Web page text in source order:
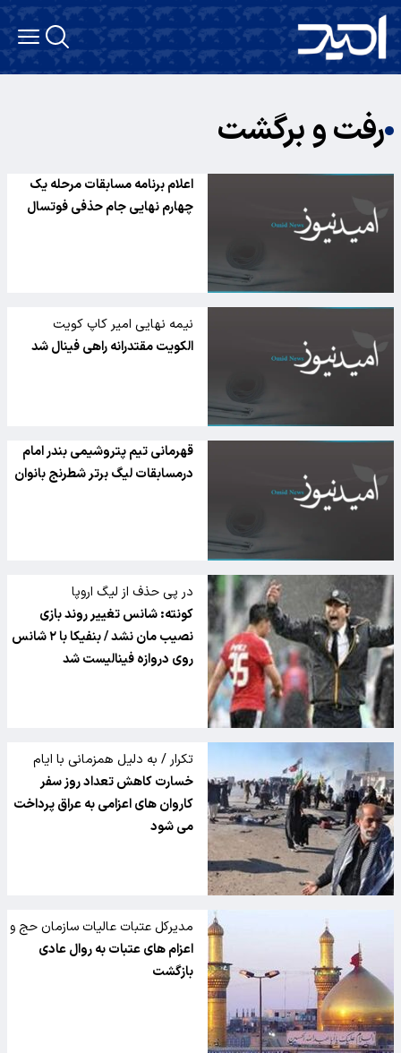
رفت و برگشت
اعلام برنامه مسابقات مرحله یک
چهارم نهایی جام حذفی فوتسال
نیمه نهایی امیر کاپ کویت
الکویت مقتدرانه راهی فینال شد
قهرمانی تیم پتروشیمی بندر امام
درمسابقات لیگ برتر شطرنج بانوان
در پی حذف از لیگ اروپا
کونته: شانس تغییر روند بازی
نصیب مان نشد / بنفیکا با ۲ شانس
روی دروازه فینالیست شد
تکرار / به دلیل همزمانی با ایام
انتخابات در عراق
خسارت کاهش تعداد روز سفر
کاروان های اعزامی به عراق پرداخت
می شود
مدیرکل عتبات عالیات سازمان حج و
زیارت:
اعزام های عتبات به روال عادی
بازگشت